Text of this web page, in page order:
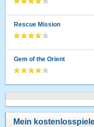
Rescue Mission
Gem of the Orient
Mein